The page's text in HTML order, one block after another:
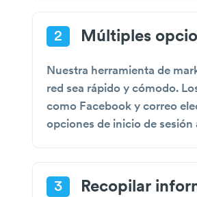
2 Múltiples
Nuestra herramienta de
red sea rápido y cómodo.
como Facebook y correo
opciones de inicio de
3 Recopilar